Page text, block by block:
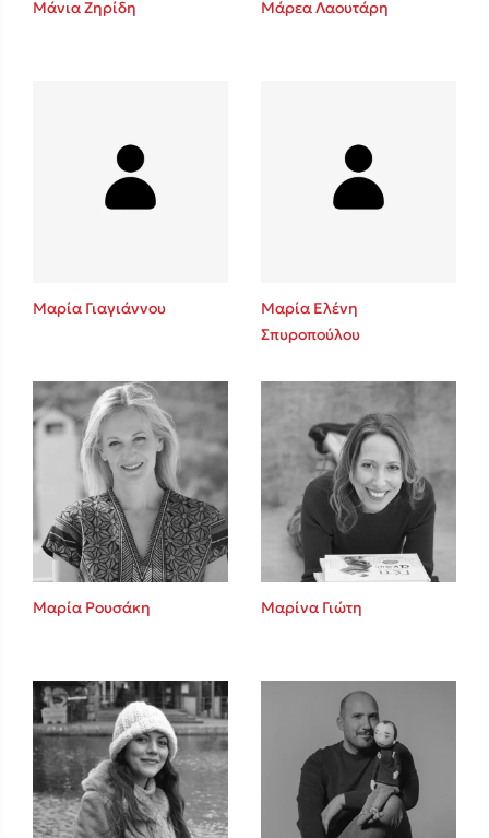
Playlist
Στέφανος Ξενάκης
Το λεξικό της ζωής σου
Κώστας Κρομμύδας
Το λιμάνι μου είσαι εσύ
Ιωάννης Γλωσσόπουλος
Ένας γίγαντας στο σχολείο
Μάνια Ζηρίδη Μάρεα Λαουτάρη
Μαρία Γιαγιάννου
Μαρία Ελένη
Σπυροπούλου
Μαρία Ρουσάκη Μαρίνα Γιώτη